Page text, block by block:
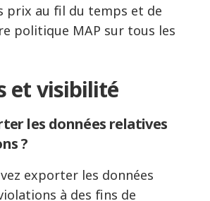
prix au fil du temps et de
politique MAP sur tous les
et visibilité
les données relatives
?
exporter les données
à des fins de